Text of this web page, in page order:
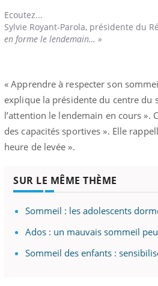
Ecoutez...
Sylvie Royant-Parola, présidente du
en forme le lendemain… »
« Apprendre à respecter son
explique la présidente du centre
l’attention le lendemain en cours
des capacités sportives ». Elle
heure de levée ».
SUR LE MÊME THÈME
Sommeil : les adolescents
Ados : un mauvais sommeil
Sommeil des enfants :
Chronique des Mains :
ma maladieYoutube
sujets qui sont faciles à aborder...
! D'un côté, poser des